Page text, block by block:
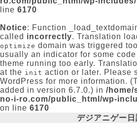
line 6170
Notice: Function
called incorrectly. Translation
optimize domain was triggered
usually an indicator for some
theme running too early.
at the init action or later. Please
WordPress for more information.
added in version 6.7.0.) in /home/
no-i-ro.com/public_html/wp-
on line 6170
デジアニゲー